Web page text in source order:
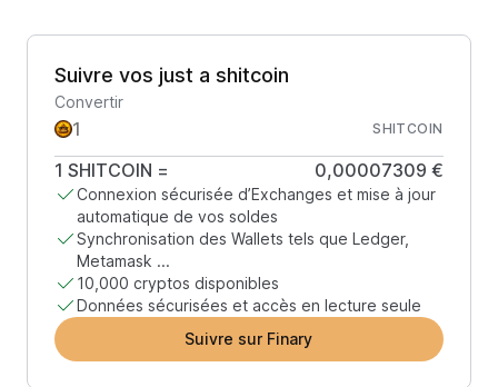
Suivre vos just a shitcoin
Convertir
SHITCOIN
1 SHITCOIN = 0,00007309 €
Connexion sécurisée d’Exchanges et mise à jour
automatique de vos soldes
Synchronisation des Wallets tels que Ledger,
Metamask ...
10,000 cryptos disponibles
Données sécurisées et accès en lecture seule
Suivre sur Finary